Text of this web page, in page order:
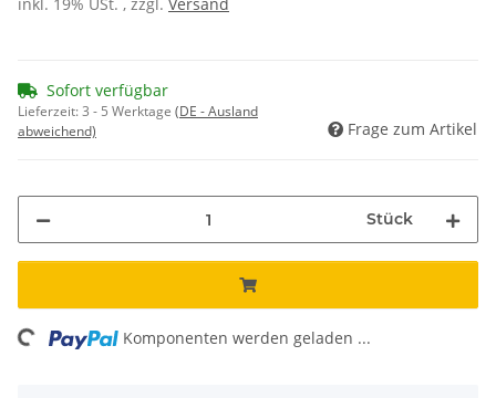
Sofort verfügbar
Lieferzeit:3 - 5 Werktage (DE - Ausland
abweichend)
Frage zum Artikel
Stück
Komponenten werden geladen ...